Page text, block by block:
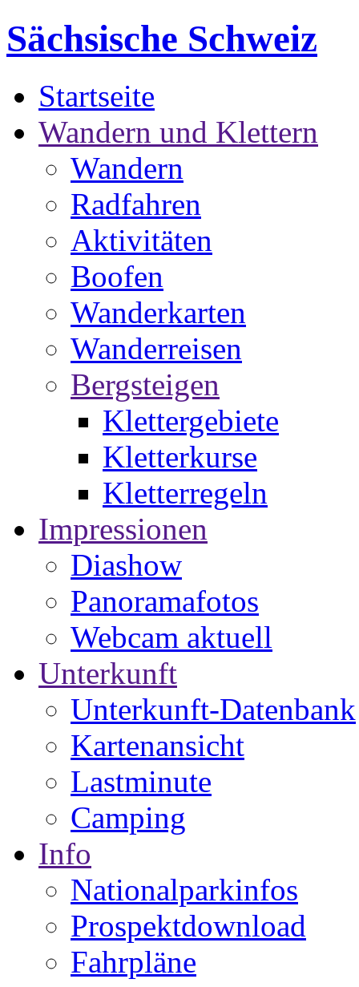
Sächsische Schweiz
Startseite
Wandern und Klettern
Wandern
Radfahren
Aktivitäten
Boofen
Wanderkarten
Wanderreisen
Bergsteigen
Klettergebiete
Kletterkurse
Kletterregeln
Impressionen
Diashow
Panoramafotos
Webcam aktuell
Unterkunft
Unterkunft-Datenbank
Kartenansicht
Lastminute
Camping
Info
Nationalparkinfos
Prospektdownload
Fahrpläne